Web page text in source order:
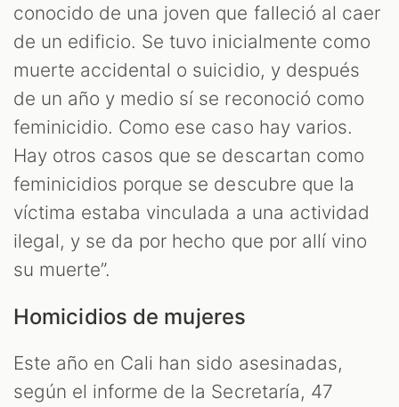
conocido de una joven que falleció al caer
de un edificio. Se tuvo inicialmente como
muerte accidental o suicidio, y después
de un año y medio sí se reconoció como
feminicidio. Como ese caso hay varios.
Hay otros casos que se descartan como
feminicidios porque se descubre que la
víctima estaba vinculada a una actividad
ilegal, y se da por hecho que por allí vino
su muerte”.
Homicidios de mujeres
Este año en Cali han sido asesinadas,
según el informe de la Secretaría, 47